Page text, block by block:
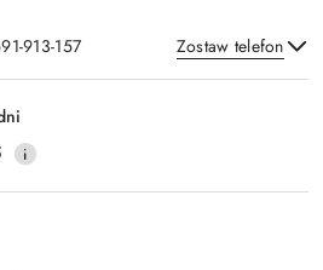
913-157 Zostaw telefon
Wyślij